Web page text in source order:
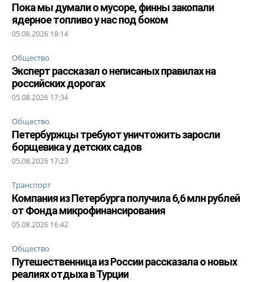
Пока мы думали о мусоре, финны закопали
ядерное топливо у нас под боком
05.08.2026 18:14
Общество
Эксперт рассказал о неписаных правилах на
российских дорогах
05.08.2026 17:34
Общество
Петербуржцы требуют уничтожить заросли
борщевика у детских садов
05.08.2026 17:23
Транспорт
Компания из Петербурга получила 6,6 млн рублей
от Фонда микрофинансирования
05.08.2026 16:42
Общество
Путешественница из России рассказала о новых
реалиях отдыха в Турции